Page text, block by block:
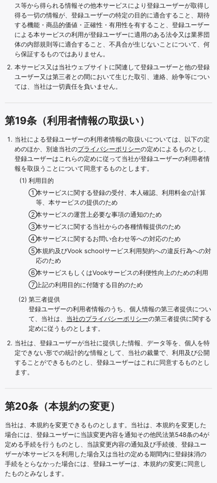
ス等から得られる情報その他本サービスにより登録ユーザーが取得し
得る一切の情報が、登録ユーザーの特定の目的に適合すること、期待
する機能・商品的価値・正確性・有用性を有すること、登録ユーザー
による本サービスの利用が登録ユーザーに適用のある法令又は業界団
体の内部規則等に適合すること、不具合が生じないことについて、何
ら保証するものではありません。
本サービス又は当社ウェブサイトに関連して登録ユーザーと他の登録
ユーザー又は第三者との間において生じた取引、連絡、紛争等につい
ては、当社は一切責任を負いません。
第19条（利用者情報の取扱い）
当社による登録ユーザーの利用者情報の取扱いについては、以下の定
めのほか、別途当社のプライバシーポリシーの定めによるものとし、
登録ユーザーはこれらの定めに従って当社が登録ユーザーの利用者情
報を取扱うことについて同意するものとします。
利用目的
本サービスに関する登録の受付、本人確認、利用料金の計算
等、本サービスの提供のため
本サービスの運営上必要な事項の通知のため
本サービスに関する当社からの各種情報提供のため
本サービスに関するお問い合わせ等への対応のため
本規約及びVook schoolサービス利用契約への違反行為への対
応のため
本サービスもしくはVookサービスの利便性向上のための利用
上記の利用目的に付随する目的のため
第三者提供
登録ユーザーの利用者情報のうち、個人情報の第三者提供につい
て、当社は、 当社のプライバシーポリシーの第三者提供に関する
定めに従うものとします。
当社は、登録ユーザーが当社に提供した情報、データ等を、個人を特
定できない形での統計的な情報として、当社の裁量で、利用及び公開
することができるものとし、登録ユーザーはこれに同意するものとし
ます。
第20条（本規約の変更）
当社は、本規約を変更できるものとします。当社は、本規約を変更した
場合には、登録ユーザーに当該変更内容を通知その他民法第548条の4が
定める手続を行うものとし、当該変更内容の通知及び手続後、登録ユー
ザーが本サービスを利用した場合又は当社の定める期間内に登録抹消の
手続をとらなかった場合には、登録ユーザーは、本規約の変更に同意し
たものとみなします。